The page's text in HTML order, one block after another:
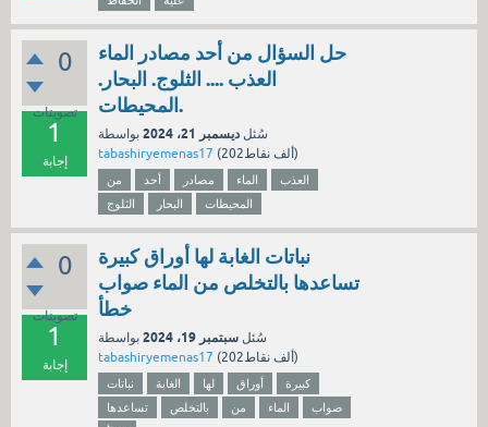
0
تصويتات
1
إجابة
حل السؤال من أحد مصادر الماء
العذب .... الثلوج. البحار.
المحيطات.
سُئل ديسمبر 21، 2024
بواسطة
tabashiryemenas17 ( 202ألف نقاط)
من أحد مصادر الماء
العذب
الثلوج
البحار المحيطات
0
تصويتات
1
إجابة
نباتات الغابة لها أوراق كبيرة
تساعدها بالتخلص من الماء صواب
خطأ
سُئل سبتمبر 19، 2024
بواسطة
tabashiryemenas17 ( 202ألف نقاط)
نباتات الغابة لها أوراق
كبيرة
تساعدها
بالتخلص من الماء
صواب